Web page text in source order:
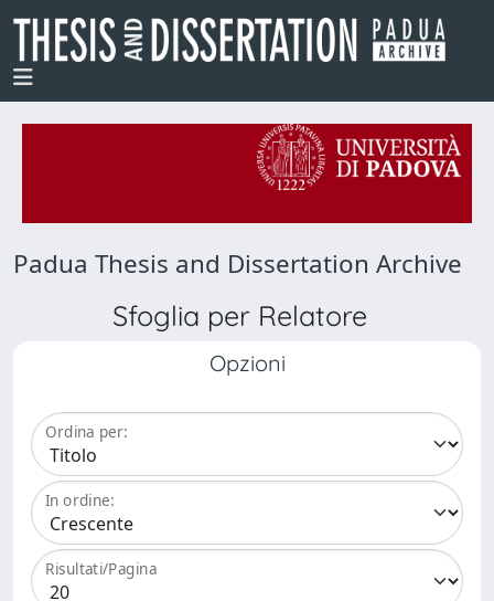
Padua Thesis and Dissertation Archive
Sfoglia per Relatore
Opzioni
Ordina per:
In ordine:
Risultati/Pagina